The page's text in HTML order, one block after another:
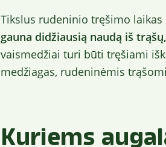
Tikslus rudeninio tręšimo
gauna didžiausią naudą iš
vaismedžiai turi būti tręšiami
medžiagas, rudeninėmis
Kuriems